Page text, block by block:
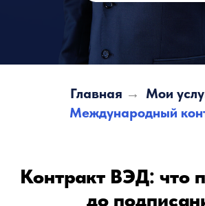
Главная → Мои
Международный
Контракт ВЭД: что
до